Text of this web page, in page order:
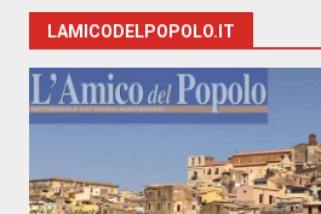
LAMICODELPOPOLO.IT